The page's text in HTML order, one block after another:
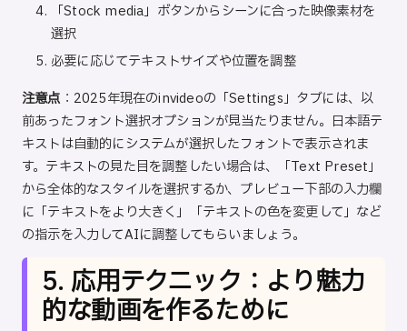
「Stock media」ボタンからシーンに合った映像素材を
選択
必要に応じてテキストサイズや位置を調整
注意点：2025年現在のinvideoの「Settings」タブには、以
前あったフォント選択オプションが見当たりません。日本語テ
キストは自動的にシステムが選択したフォントで表示されま
す。テキストの見た目を調整したい場合は、「Text Preset」
から全体的なスタイルを選択するか、プレビュー下部の入力欄
に「テキストをより大きく」「テキストの色を変更して」など
の指示を入力してAIに調整してもらいましょう。
5. 応用テクニック：より魅力
的な動画を作るために